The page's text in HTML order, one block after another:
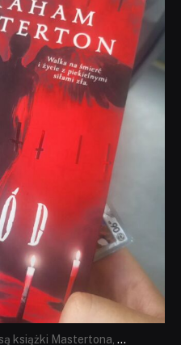
23
książki Mastertona, ...